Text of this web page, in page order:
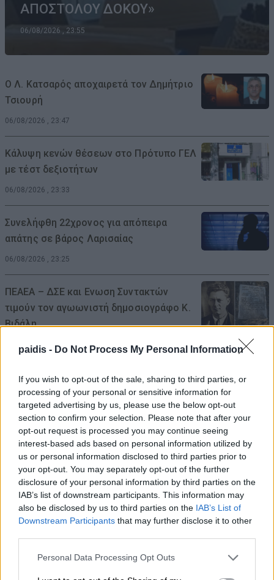
paidis - Do Not Process My Personal Information
If you wish to opt-out of the sale, sharing to third parties, or
processing of your personal or sensitive information for
targeted advertising by us, please use the below opt-out
section to confirm your selection. Please note that after your
opt-out request is processed you may continue seeing
interest-based ads based on personal information utilized by
us or personal information disclosed to third parties prior to
your opt-out. You may separately opt-out of the further
disclosure of your personal information by third parties on the
IAB’s list of downstream participants. This information may
also be disclosed by us to third parties on the IAB’s List of
Downstream Participants that may further disclose it to other
Personal Data Processing Opt Outs
ΑΠΟΣΤΟΛΟΥ ΔΟΚΟΥ»
06/08/2026 , 23:55
Ο Λ. Κατσαρός αποχαιρετά τον Δημήτριο
Τσιουρή
06/08/2026 , 23:47
Κάλυψη κενών θέσεων στο Πρότυπο ΓΕΛ
με τέστ δεξιοτήτων
06/08/2026 , 23:33
Συνελήφθη 22χρονος για απόπειρα
απάτης σε βάρος Λαρισαίας
06/08/2026 , 23:25
ΠΕΑΕΑ – ΔΣΕ και Ενωση Συντακτών
τιμούν τον αγωωνιστή δημοσιογράφο Κ.
Βιδάλη
06/08/2026 , 23:19
Παραγωγός προσέφερε 2 τόνους
καρπούζια στο Κοινωνικό Παντοπωλείο
06/08/2026 , 23:14
Τα υπερηχητικά αεροπλάνα επιστρέφουν
δεκαετίες μετά το Concorde
06/08/2026 , 22:53
Η στάθμη του Δούναβη έπεσε τόσο